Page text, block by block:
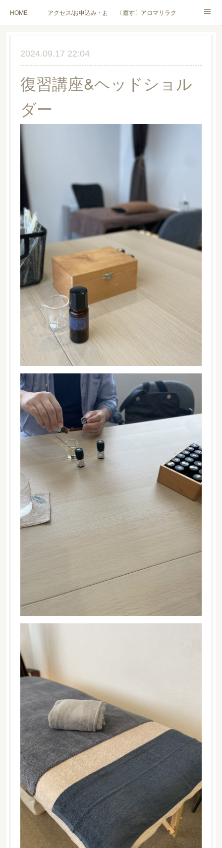
HOME アクセス/お申込み・お問合せ〔癒す〕アロマリラクゼーション
〔学ぶ〕AEAJ資格対応コース〔学ぶ〕トリートメント実技講座／介護アロマ講座
ハンモックよもぎ蒸し® HAMMOCK SAUNA® アカデミー厚木校
ハンモックタイ古式協会® 厚木校
2024.09.17 22:04
復習講座&ヘッドショル
ダー